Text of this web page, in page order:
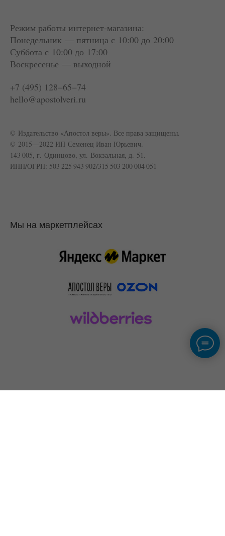
Режим работы интернет-магазина:
Понедельник — пятница с 10:00 до 20:00
Суббота с 10:00 до 17:00
Воскресенье — выходной
+7 (495) 128−65−74
hello@apostolveri.ru
© Издательство «Апостол веры». Все права защищены.
© 2015—2022 ИП Семенец Иван Юрьевич.
143 005, г. Одинцово, ул. Вокзальная, д. 51.
ИНН/ОГРН: 503 225 943 902/315 503 200 004 051
Мы на маркетплейсах